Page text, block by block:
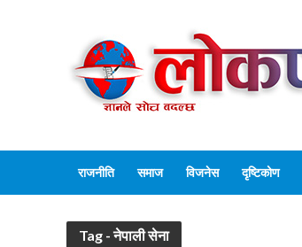
राजनीति समाज विजनेस दृष्टिकोण
Tag - नेपाली सेना